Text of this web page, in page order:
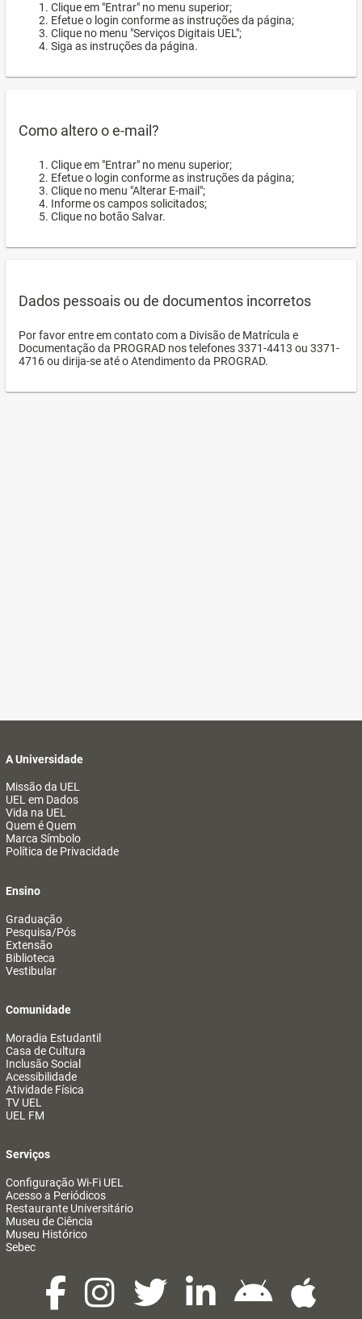
Clique em "Entrar" no menu superior;
Efetue o login conforme as instruções da página;
Clique no menu "Serviços Digitais UEL";
Siga as instruções da página.
Como altero o e-mail?
Clique em "Entrar" no menu superior;
Efetue o login conforme as instruções da página;
Clique no menu "Alterar E-mail";
Informe os campos solicitados;
Clique no botão Salvar.
Dados pessoais ou de documentos incorretos
Por favor entre em contato com a Divisão de Matrícula e
Documentação da PROGRAD nos telefones 3371-4413 ou 3371-
4716 ou dirija-se até o Atendimento da PROGRAD.
A Universidade
Missão da UEL
UEL em Dados
Vida na UEL
Quem é Quem
Marca Símbolo
Política de Privacidade
Ensino
Graduação
Pesquisa/Pós
Extensão
Biblioteca
Vestibular
Comunidade
Moradia Estudantil
Casa de Cultura
Inclusão Social
Acessibilidade
Atividade Física
TV UEL
UEL FM
Serviços
Configuração Wi-Fi UEL
Acesso a Periódicos
Restaurante Universitário
Museu de Ciência
Museu Histórico
Sebec